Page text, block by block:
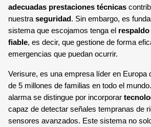
adecuadas prestaciones técnicas
nuestra seguridad . Sin embargo, es
sistema que escojamos tenga el
fiable, es decir, que gestione de forma
emergencias que puedan ocurrir.
Verisure, es una empresa líder en Europa
de 5 millones de familias en todo el
alarma se distingue por incorporar
capaz de detectar señales tempranas de
sensores avanzados. Este sistema no